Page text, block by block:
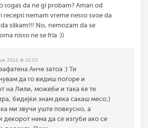
togas da ne gi probam? Aman od
recepti nemam vreme nesto svoe da
slikam!!! No, nemozam da se
nisto ne se frla :))
2012 @ 01:20
Анче затоа :) Ти
да го видиш погоре и
на Лили, можеби и така ќе те
бидејќи знам дека сакаш месо;)
ми звучи уште повкусно, а
нема да се изгуби ако се